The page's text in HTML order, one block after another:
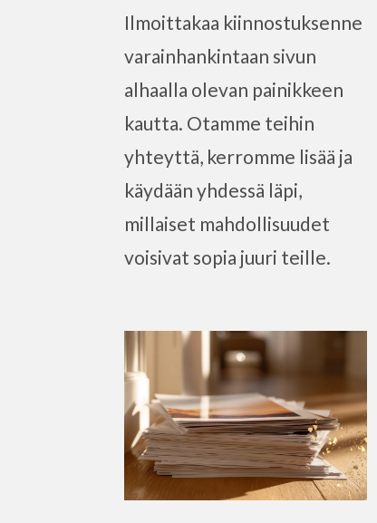
Ilmoittakaa kiinnostuksenne
varainhankintaan sivun
alhaalla olevan painikkeen
kautta. Otamme teihin
yhteyttä, kerromme lisää ja
käydään yhdessä läpi,
millaiset mahdollisuudet
voisivat sopia juuri teille.